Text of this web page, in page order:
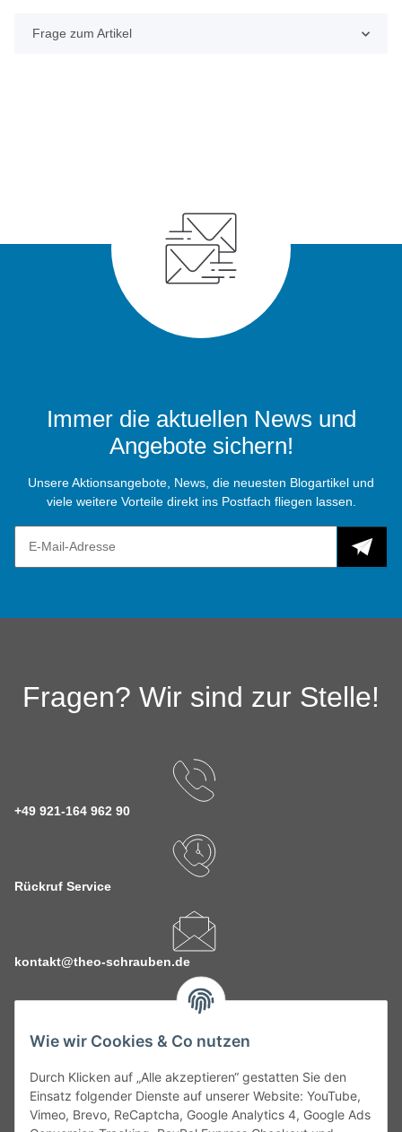
Wie wir Cookies & Co nutzen
Durch Klicken auf „Alle akzeptieren“ gestatten Sie den
Einsatz folgender Dienste auf unserer Website: YouTube,
Vimeo, Brevo, ReCaptcha, Google Analytics 4, Google Ads
Frage zum Artikel
Immer die aktuellen News und
Angebote sichern!
Unsere Aktionsangebote, News, die neuesten Blogartikel und
viele weitere Vorteile direkt ins Postfach fliegen lassen.
Fragen? Wir sind zur Stelle!
+49 921-164 962 90
Rückruf Service
kontakt@theo-schrauben.de
Service